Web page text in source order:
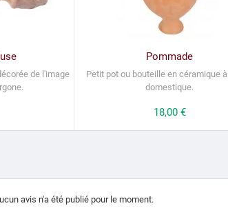
de l'image
Pommade
Petit pot ou bouteille en céramique
domestique.
Prix
18,00 €
avis n'a été publié pour le moment.